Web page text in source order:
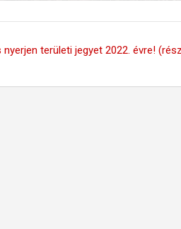
területi jegyet 2022. évre!